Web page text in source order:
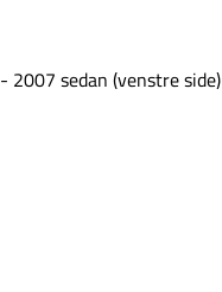
2007 sedan (venstre side)